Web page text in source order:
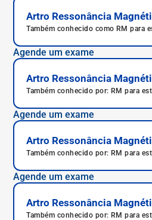
Artro Ressonância
Também conhecido como RM para
Ressonância do ombro, RM para
articulações (ombro), RM para
Agende um exame
Artro Ressonância
Também conhecido por: RM para
do punho, RM para estudo com
(punho), RM para estudo das
Agende um exame
Artro Ressonância
Também conhecido por: RM para
ressonância do tornozelo, RM para
articulações (tornozelo), RM para
Agende um exame
Artro Ressonância
Também conhecido por: RM para